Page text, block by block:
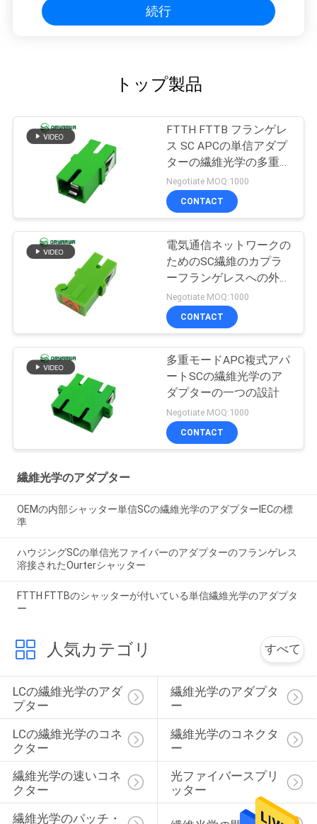
続行
トップ製品
FTTH FTTB フランゲレ
ス SC APCの単信アダプ
ターの繊維光学の多重モ
ードの一つのタイプ
Negotiate MOQ:1000
CONTACT
電気通信ネットワークの
ためのSC繊維のカプラ
ーフランゲレスへの外シ
ャッター単信SC
Negotiate MOQ:1000
CONTACT
多重モードAPC複式アパ
ートSCの繊維光学のア
ダプターの一つの設計
Negotiate MOQ:1000
CONTACT
繊維光学のアダプター
OEMの内部シャッター単信SCの繊維光学のアダプターIECの標
準
ハウジングSCの単信光ファイバーのアダプターのフランゲレス
溶接されたOurterシャッター
FTTH FTTBのシャッターが付いている単信繊維光学のアダプタ
ー
人気カテゴリ すべて
LCの繊維光学のアダ
プター
繊維光学のアダプタ
ー
LCの繊維光学のコネ
クター
繊維光学のコネクタ
ー
繊維光学の速いコネ
クター
光ファイバースプリ
ッター
繊維光学のパッチ・